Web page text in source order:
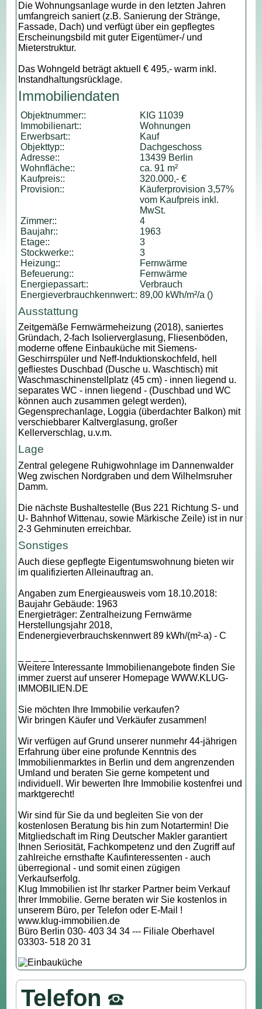
Die Wohnungsanlage wurde in den letzten Jahren
umfangreich saniert (z.B. Sanierung der Stränge,
Fassade, Dach) und verfügt über ein gepflegtes
Erscheinungsbild mit guter Eigentümer-/ und
Mieterstruktur.
Das Wohngeld beträgt aktuell € 495,- warm inkl.
Instandhaltungsrücklage.
Immobiliendaten
Objektnummer::
KIG 11039
Immobilienart::
Wohnungen
Erwerbsart::
Kauf
Objekttyp::
Dachgeschoss
Adresse::
13439 Berlin
Wohnfläche::
ca. 91 m²
Kaufpreis::
320.000,- €
Provision::
Käuferprovision 3,57%
vom Kaufpreis inkl.
MwSt.
Zimmer::
4
Baujahr::
1963
Etage::
3
Stockwerke::
3
Heizung::
Fernwärme
Befeuerung::
Fernwärme
Energiepassart::
Verbrauch
Energieverbrauchkennwert::89,00 kWh/m²/a ()
Ausstattung
Zeitgemäße Fernwärmeheizung (2018), saniertes
Gründach, 2-fach Isolierverglasung, Fliesenböden,
moderne offene Einbauküche mit Siemens-
Geschirrspüler und Neff-Induktionskochfeld, hell
gefliestes Duschbad (Dusche u. Waschtisch) mit
Waschmaschinenstellplatz (45 cm) - innen liegend u.
separates WC - innen liegend - (Duschbad und WC
können auch zusammen gelegt werden),
Gegensprechanlage, Loggia (überdachter Balkon) mit
verschiebbarer Kaltverglasung, großer
Kellerverschlag, u.v.m.
Lage
Zentral gelegene Ruhigwohnlage im Dannenwalder
Weg zwischen Nordgraben und dem Wilhelmsruher
Damm.
Die nächste Bushaltestelle (Bus 221 Richtung S- und
U- Bahnhof Wittenau, sowie Märkische Zeile) ist in nur
2-3 Gehminuten erreichbar.
Sonstiges
Auch diese gepflegte Eigentumswohnung bieten wir
im qualifizierten Alleinauftrag an.
Angaben zum Energieausweis vom 18.10.2018:
Baujahr Gebäude: 1963
Energieträger: Zentralheizung Fernwärme
Herstellungsjahr 2018,
Endenergieverbrauchskennwert 89 kWh/(m²-a) - C
Weitere Interessante Immobilienangebote finden Sie
immer zuerst auf unserer Homepage WWW.KLUG-
IMMOBILIEN.DE
Sie möchten Ihre Immobilie verkaufen?
Wir bringen Käufer und Verkäufer zusammen!
Wir verfügen auf Grund unserer nunmehr 44-jährigen
Erfahrung über eine profunde Kenntnis des
Immobilienmarktes in Berlin und dem angrenzenden
Umland und beraten Sie gerne kompetent und
individuell. Wir bewerten Ihre Immobilie kostenfrei und
marktgerecht!
Wir sind für Sie da und begleiten Sie von der
kostenlosen Beratung bis hin zum Notartermin! Die
Mitgliedschaft im Ring Deutscher Makler garantiert
Ihnen Seriosität, Fachkompetenz und den Zugriff auf
zahlreiche ernsthafte Kaufinteressenten - auch
überregional - und somit einen zügigen
Verkaufserfolg.
Klug Immobilien ist Ihr starker Partner beim Verkauf
Ihrer Immobilie. Gerne beraten wir Sie kostenlos in
unserem Büro, per Telefon oder E-Mail !
www.klug-immobilien.de
Büro Berlin 030- 403 34 34 --- Filiale Oberhavel
03303- 518 20 31
Telefon